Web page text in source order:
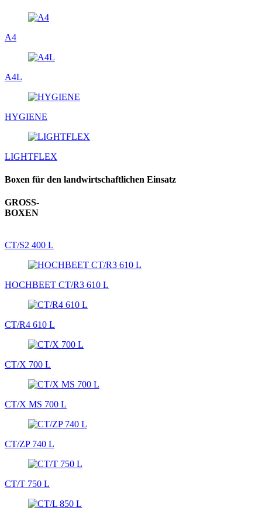
A4
A4L
HYGIENE
LIGHTFLEX
Boxen für den landwirtschaftlichen Einsatz
GROSS-
BOXEN
CT/S2 400 L
HOCHBEET CT/R3 610 L
CT/R4 610 L
CT/X 700 L
CT/X MS 700 L
CT/ZP 740 L
CT/T 750 L